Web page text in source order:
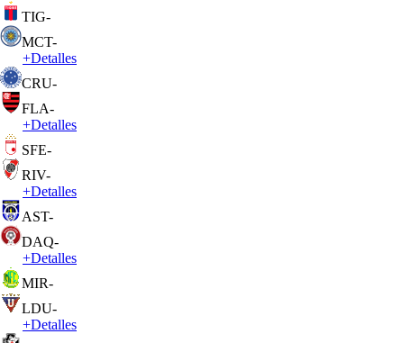
TIG-
MCT-
+Detalles
CRU-
FLA-
+Detalles
SFE-
RIV-
+Detalles
AST-
DAQ-
+Detalles
MIR-
LDU-
+Detalles